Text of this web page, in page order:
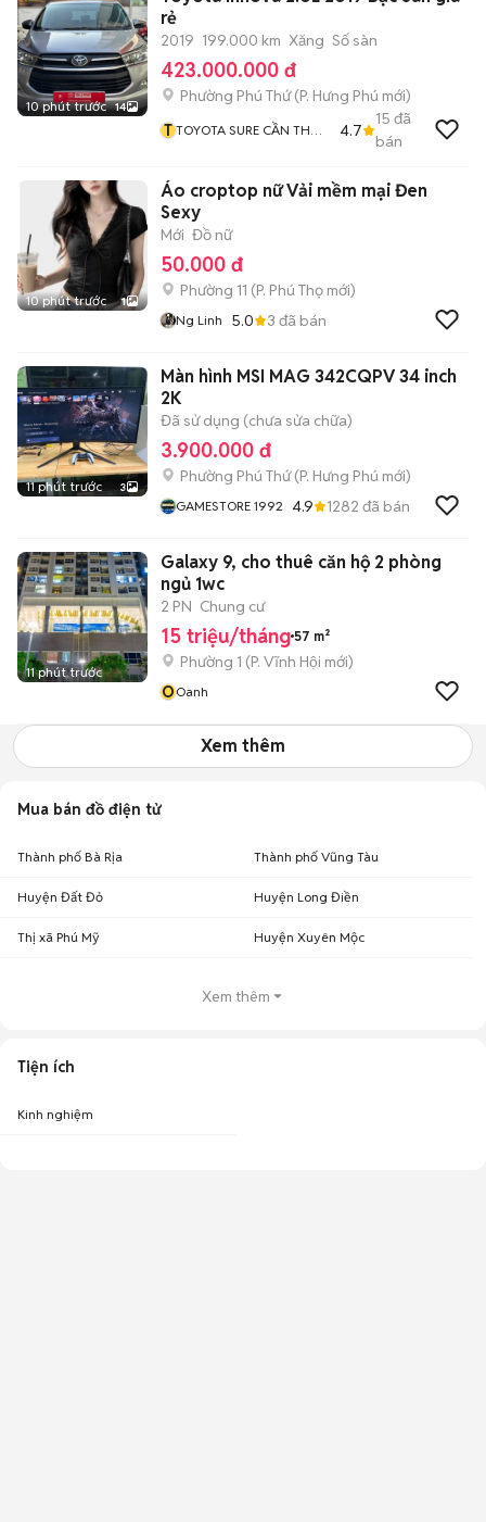
10 phút trước 14
rẻ
2019 199.000 km Xăng Số sàn
423.000.000 đ
Phường Phú Thứ(P. Hưng Phú mới)
T TOYOTA SURE CẦN THƠ
4.7
15 đã
bán
10 phút trước 1
Áo croptop nữ Vải mềm mại Đen
Sexy
Mới Đồ nữ
50.000 đ
Phường 11 (P. Phú Thọ mới)
Ng Linh 5.0 3 đã bán
11 phút trước 3
Màn hình MSI MAG 342CQPV 34 inch
2K
Đã sử dụng (chưa sửa chữa)
3.900.000 đ
Phường Phú Thứ(P. Hưng Phú mới)
GAMESTORE 1992 4.9 1282 đã bán
11 phút trước
Galaxy 9, cho thuê căn hộ 2 phòng
ngủ 1wc
2 PN Chung cư
15 triệu/tháng 57 m²
Phường 1 (P. Vĩnh Hội mới)
OOanh
Xem thêm
Mua bán đồ điện tử
Thành phố Bà Rịa Thành phố Vũng Tàu
Huyện Đất Đỏ Huyện Long Điền
Thị xã Phú Mỹ Huyện Xuyên Mộc
Xem thêm
Tiện ích
Kinh nghiệm